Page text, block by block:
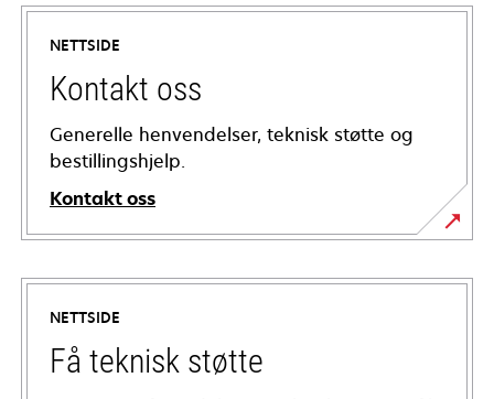
NETTSIDE
Kontakt oss
Generelle henvendelser, teknisk støtte og
bestillingshjelp.
Kontakt oss
NETTSIDE
Få teknisk støtte